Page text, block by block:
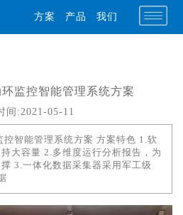
方案 产品 我们
监控智能管理系统方案
间:2021-05-11
控智能管理系统方案 方案特色 1.软
大容量 2.多维度运行分析报告，为
3.一体化数据采集器采用军工级